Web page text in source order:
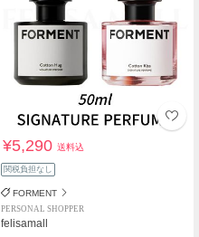
¥5,290送料込
関税負担なし
FORMENT
PERSONAL SHOPPER
felisamall